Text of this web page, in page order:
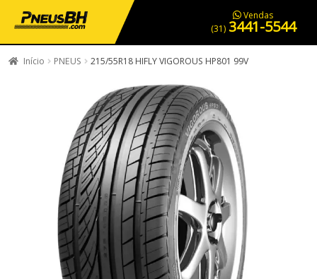
PNEUS EM OFERTA SERVIÇOS AUTOMOTIVOS NOSSA LOJA
Vendas
(31) 3441-5544
Início PNEUS 215/55R18 HIFLY VIGOROUS HP801 99V